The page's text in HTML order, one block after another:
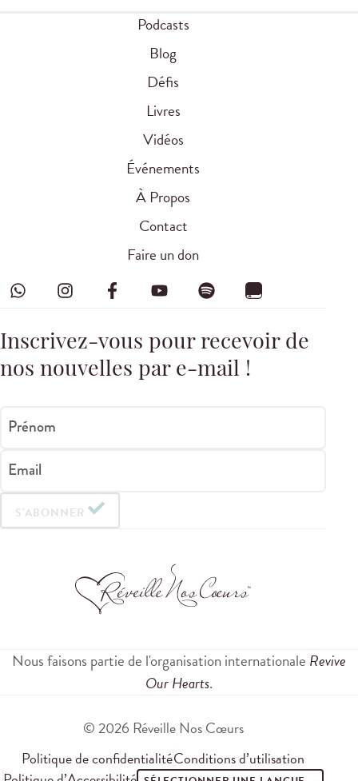
Podcasts
Blog
Défis
Livres
Vidéos
Événements
À Propos
Contact
Faire un don
Inscrivez-vous pour recevoir de
nos nouvelles par e-mail !
Prénom
Email
S'ABONNER
Nous faisons partie de l'organisation internationale Revive
Our Hearts.
© 2026 Réveille Nos Cœurs
Politique de confidentialitéConditions d’utilisation